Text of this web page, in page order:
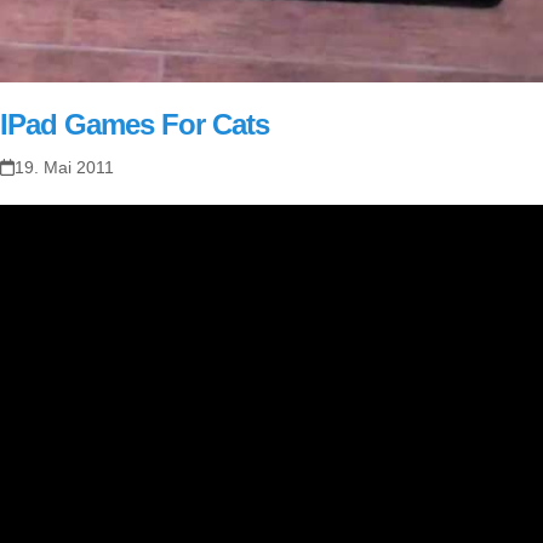
IPad Games For Cats
19. Mai 2011